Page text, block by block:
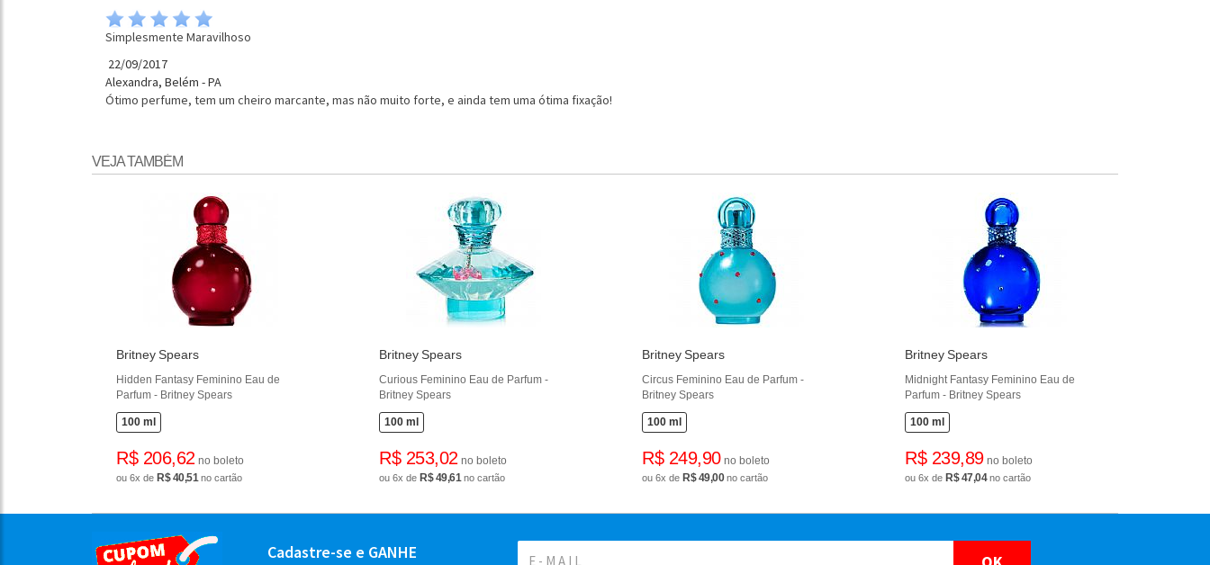
Simplesmente Maravilhoso
22/09/2017
Alexandra, Belém - PA
Ótimo perfume, tem um cheiro marcante, mas não muito forte, e ainda tem uma ótima fixação!
VEJA TAMBÉM
Britney Spears
Hidden Fantasy Feminino Eau de
Parfum - Britney Spears
100 ml
R$ 206,62no boleto
ou 6x de R$ 40,51 no cartão
Britney Spears
Curious Feminino Eau de Parfum -
Britney Spears
100 ml
R$ 253,02no boleto
ou 6x de R$ 49,61 no cartão
Britney Spears
Circus Feminino Eau de Parfum -
Britney Spears
100 ml
R$ 249,90no boleto
ou 6x de R$ 49,00no cartão
Britney Spears
Midnight Fantasy Feminino Eau de
Parfum - Britney Spears
100 ml
R$ 239,89no boleto
ou 6x de R$ 47,04no cartão
Cadastre-se e GANHE